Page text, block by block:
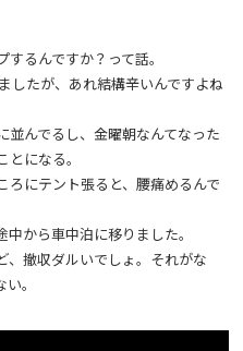
るんですか？って話。
したが、あれ結構辛いんですよね
並んでるし、金曜朝なんてなった
とになる。
ろにテント張ると、腰痛めるんで
から車中泊に移りました。
、撤収ダルいでしょ。それがな
。